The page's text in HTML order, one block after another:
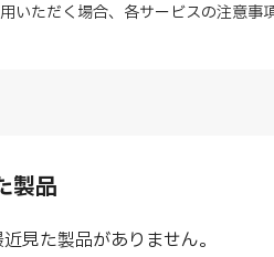
いただく場合、各サービスの注意事
製品
見た製品がありません。